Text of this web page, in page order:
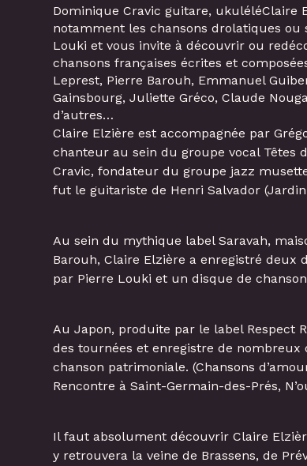
Dominique Cravic guitare, ukuléléClaire
notamment les chansons drolatiques ou
Louki et vous invite à découvrir ou
chansons françaises écrites et
Leprest, Pierre Barouh, Emmanuel
Gainsbourg, Juliette Gréco, Claude
d’autres…
Claire Elzière est accompagnée par
chanteur au sein du groupe vocal Têtes
Cravic, fondateur du groupe jazz
fut le guitariste de Henri Salvador (Jardin
Au sein du mythique label Saravah,
Barouh, Claire Elzière a enregistré deux
par Pierre Louki et un disque de
Au Japon, produite par le label Respect
des tournées et enregistre de
chanson patrimoniale. (Chansons
Rencontre à Saint-Germain-des-Prés,
Il faut absolument découvrir Claire
y retrouvera la veine de Brassens, de